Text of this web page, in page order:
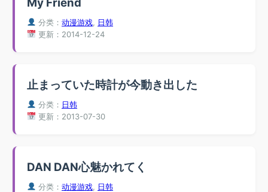
分类：动漫游戏
日韩
更新：2014-12-24
止まっていた時計が今動き出した
分类： 日韩
更新：2013-07-30
DAN DAN心魅かれてく
分类：动漫游戏
日韩